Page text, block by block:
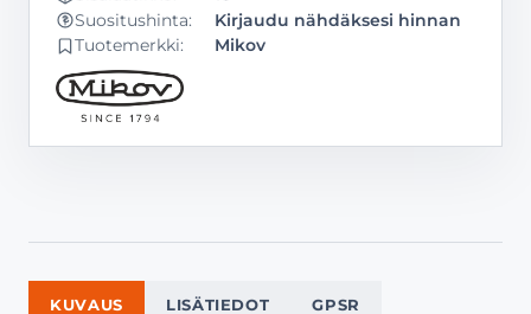
Suositushinta:
Kirjaudu nähdäksesi hinnan
Tuotemerkki: Mikov
KUVAUS LISÄTIEDOT GPSR